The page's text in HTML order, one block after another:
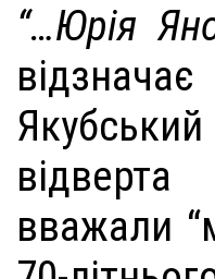
“…Юрія
вважали